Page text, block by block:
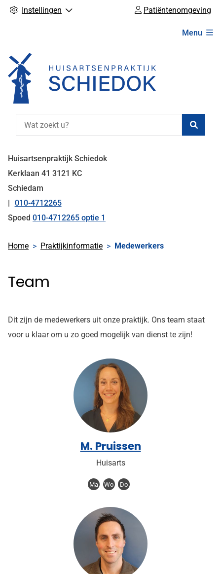
Instellingen Patiëntenomgeving
Menu
Huisartsenpraktijk Schiedok
Kerklaan 41 3121 KC
Schiedam
Tel:
010-4712265
Spoed 010-4712265 optie 1
Home Praktijkinformatie Medewerkers
Team
Dit zijn de medewerkers uit onze praktijk. Ons team staat
voor u klaar om u zo goed mogelijk van dienst te zijn!
M. Pruissen
Huisarts
Ma Wo Do